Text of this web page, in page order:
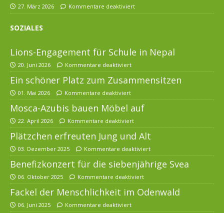
27. März 2026 Kommentare deaktiviert
SOZIALES
Lions-Engagement für Schule in Nepal
20. Juni 2026 Kommentare deaktiviert
Ein schöner Platz zum Zusammensitzen
01. Mai 2026 Kommentare deaktiviert
Mosca-Azubis bauen Möbel auf
22. April 2026 Kommentare deaktiviert
Plätzchen erfreuten Jung und Alt
03. Dezember 2025 Kommentare deaktiviert
Benefizkonzert für die siebenjährige Svea
06. Oktober 2025 Kommentare deaktiviert
Fackel der Menschlichkeit im Odenwald
06. Juni 2025 Kommentare deaktiviert